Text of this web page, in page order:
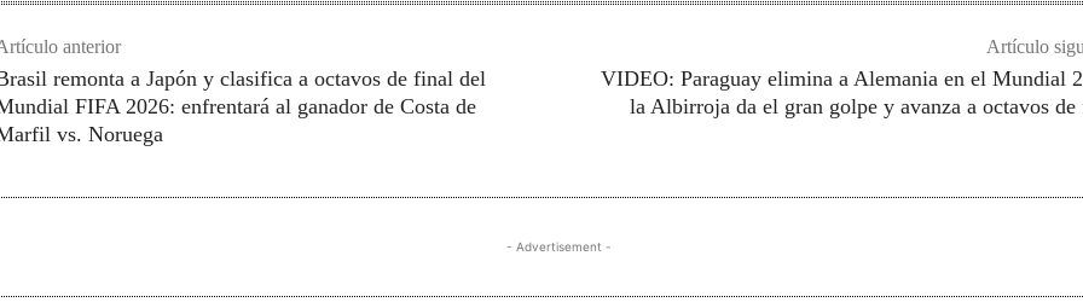
anterior
remonta a Japón y clasifica a octavos de final del
FIFA 2026: enfrentará al ganador de Costa de
vs. Noruega
Artículo
VIDEO: Paraguay elimina a Alemania en el Mundial
la Albirroja da el gran golpe y avanza a octavos
- Advertisement -